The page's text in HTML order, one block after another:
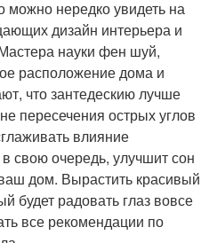
можно нередко увидеть на
дизайн интерьера и
науки фен шуй,
расположение дома и
что зантедескию лучше
пересечения острых углов
влияние
в свою очередь, улучшит сон
дом. Вырастить красивый
будет радовать глаз вовсе
все рекомендации по